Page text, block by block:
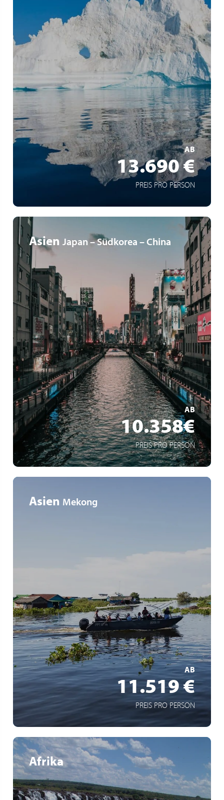
AB
13.690 €
PREIS PRO PERSON
Kreuzfahrt von Nuuk zur Insel Saint-Pierre an Bord der
Le Lyrial
Erkundung der borealen Weiten Kanadas ab Grönland
Entdeckung von Nunavut, Labrador und Neufundland
und Labrador
MEHR ERFAHREN
Asien Japan – Südkorea – China
AB
10.358€
PREIS PRO PERSON
14-Nächte-Kreuzfahrt von Tokio nach Hongkong
Kreuzfahrt an Bord der Mein Schiff 6
Stopps in Japan, Südkorea, China und Hongkong
MEHR ERFAHREN
Asien Mekong
AB
11.519 €
PREIS PRO PERSON
Intime Flusskreuzfahrt auf dem Mekong
Reise ausschließlich für französischsprachige Passagiere
Entdeckung Vietnams und Kambodschas
MEHR ERFAHREN
Afrika